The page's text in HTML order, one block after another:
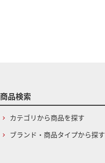
商品検索
カテゴリから商品を探す
ブランド・商品タイプから探す